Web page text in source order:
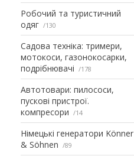
Робочий та туристичний
одяг
130
Садова техніка: тримери,
мотокоси, газонокосарки,
подрібнювачі
178
Автотовари: пилососи,
пускові пристрої.
компресори
14
Німецькі генератори Könner
& Söhnen
89